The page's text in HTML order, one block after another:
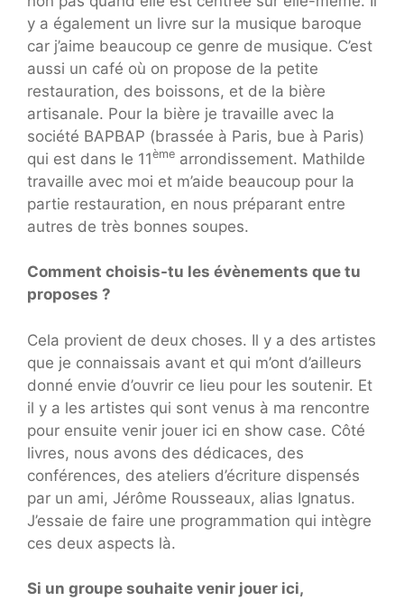
y a également un livre sur la musique baroque
car j’aime beaucoup ce genre de musique. C’est
aussi un café où on propose de la petite
restauration, des boissons, et de la bière
artisanale. Pour la bière je travaille avec la
société BAPBAP (brassée à Paris, bue à Paris)
qui est dans le 11ème arrondissement. Mathilde
travaille avec moi et m’aide beaucoup pour la
partie restauration, en nous préparant entre
autres de très bonnes soupes.
Comment choisis-tu les évènements que tu
proposes ?
Cela provient de deux choses. Il y a des artistes
que je connaissais avant et qui m’ont d’ailleurs
donné envie d’ouvrir ce lieu pour les soutenir. Et
il y a les artistes qui sont venus à ma rencontre
pour ensuite venir jouer ici en show case. Côté
livres, nous avons des dédicaces, des
conférences, des ateliers d’écriture dispensés
par un ami, Jérôme Rousseaux, alias Ignatus.
J’essaie de faire une programmation qui intègre
ces deux aspects là.
Si un groupe souhaite venir jouer ici,